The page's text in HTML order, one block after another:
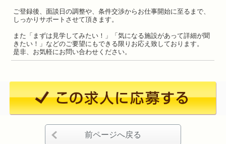
ご登録後、面談日の調整や、条件交渉からお仕事開始に至るまで、
しっかりサポートさせて頂きます。
また「まずは見学してみたい！」「気になる施設があって詳細が聞
きたい！」などのご要望にもできる限りお応え致しております。
是非、お気軽にお問い合わせください。
前ページへ戻る